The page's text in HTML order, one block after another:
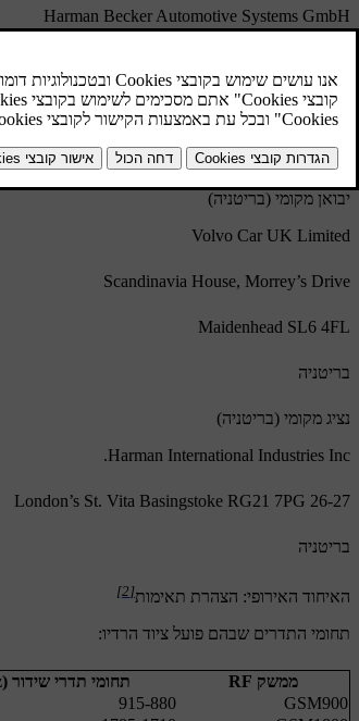
Harman Becker Automotive Systems GmbH
76307 Karlsbad
גרמניה
יבואן מקומי (בריטניה)
Volvo Car UK Limited
Scandinavia House, Morrey’s Drive
Maidenhead SL6 4FL
בריטניה
נציג מקומי (בריטניה)
Harman International Industries Inc.
26-27 London’s St. Vita Basingstoke RG21 7PG
בריטניה
האיחוד האירופי: הצהרת תאימות[2]
תחומי התדרים שבהם פועל ציוד הרדיו:
ממשק RF תחומי תדרי שידור (MHz)
GSM900
880‏-915